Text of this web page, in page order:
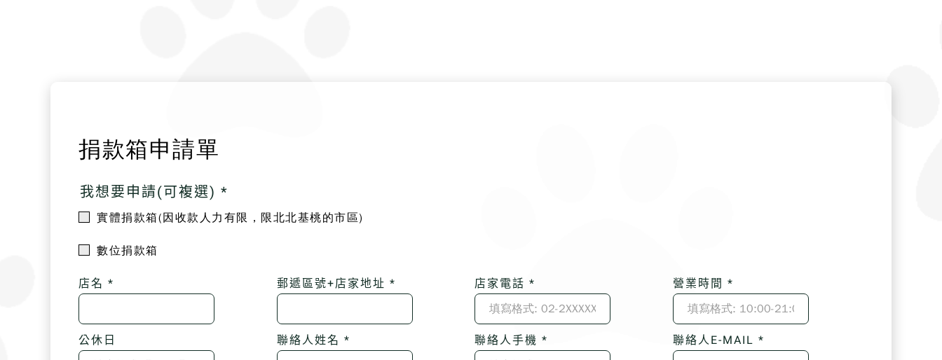
捐款箱申請單
我想要申請(可複選) *
實體捐款箱(因收款人力有限，限北北基桃的市區)
數位捐款箱
店名 * 郵遞區號+店家地址 * 店家電話 * 營業時間 *
公休日 聯絡人姓名 * 聯絡人手機 * 聯絡人E-MAIL *